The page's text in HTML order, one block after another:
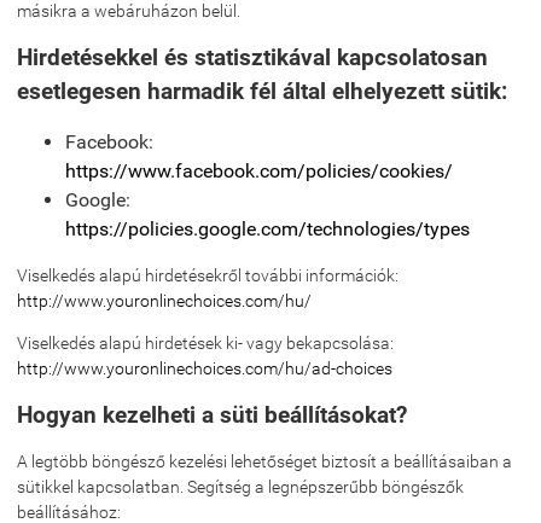
másikra a webáruházon belül.
Hirdetésekkel és statisztikával kapcsolatosan
esetlegesen harmadik fél által elhelyezett sütik:
Facebook:
https://www.facebook.com/policies/cookies/
Google:
https://policies.google.com/technologies/types
Viselkedés alapú hirdetésekről további információk:
http://www.youronlinechoices.com/hu/
Viselkedés alapú hirdetések ki- vagy bekapcsolása:
http://www.youronlinechoices.com/hu/ad-choices
Hogyan kezelheti a süti beállításokat?
A legtöbb böngésző kezelési lehetőséget biztosít a beállításaiban a
sütikkel kapcsolatban. Segítség a legnépszerűbb böngészők
beállításához: